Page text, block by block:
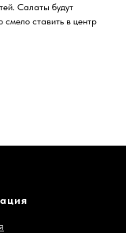
Салаты будут
ставить в центр